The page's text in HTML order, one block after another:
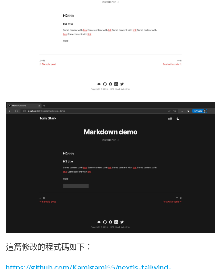
這篇修改的程式碼如下：
https://github.com/Kamigami55/nextjs-tailwind-